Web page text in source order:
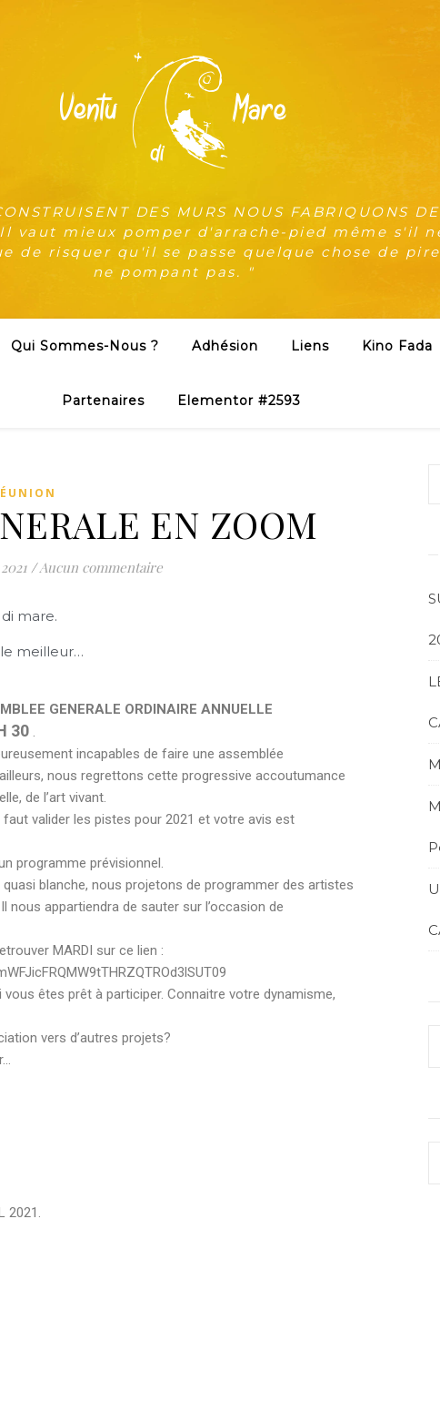
DES MURS NOUS FABRIQUONS
Il vaut mieux pomper d'arrache-pied même s'il
de risquer qu'il se passe quelque chose de
ne pompant pas. "
Qui Sommes-Nous ? Adhésion Liens Kino Fada
Partenaires Elementor #2593
EN ZOOM
/Aucun commentaire
mare.
meilleur…
GENERALE ORDINAIRE ANNUELLE
30 .
incapables de faire une assemblée
nous regrettons cette progressive accoutumance
de l’art vivant.
valider les pistes pour 2021 et votre avis est
programme prévisionnel.
blanche, nous projetons de programmer des artistes
nous appartiendra de sauter sur l’occasion de
MARDI sur ce lien :
êtes prêt à participer. Connaitre votre dynamisme,
vers d’autres projets?
2021.